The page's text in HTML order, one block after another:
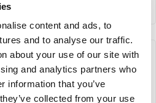
content and ads, to
and to analyse our traffic.
about your use of our site with
and analytics partners who
information that you’ve
collected from your use